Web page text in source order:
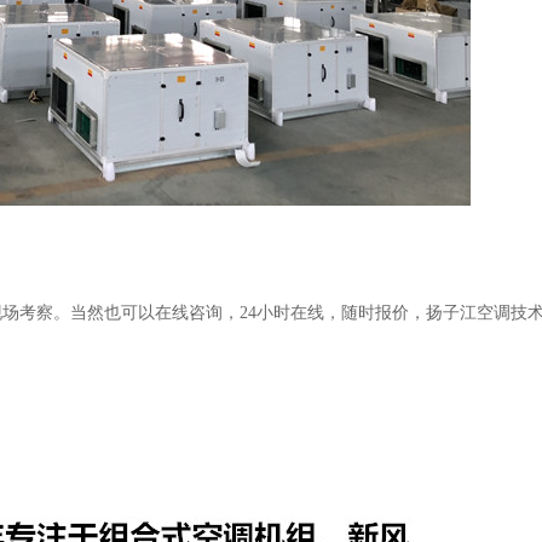
考察。当然也可以在线咨询， 24小时在线，随时报价，扬子江空调技